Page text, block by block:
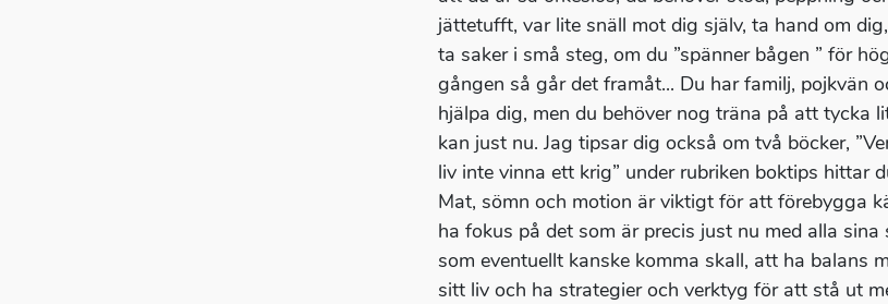
jättetufft, var lite snäll mot dig själv, ta hand om
ta saker i små steg, om du ”spänner bågen ” för
gången så går det framåt... Du har familj, pojkvän
hjälpa dig, men du behöver nog träna på att tycka
kan just nu. Jag tipsar dig också om två böcker,
liv inte vinna ett krig” under rubriken boktips hittar
Mat, sömn och motion är viktigt för att förebygga
ha fokus på det som är precis just nu med alla
som eventuellt kanske komma skall, att ha balans
sitt liv och ha strategier och verktyg för att stå ut